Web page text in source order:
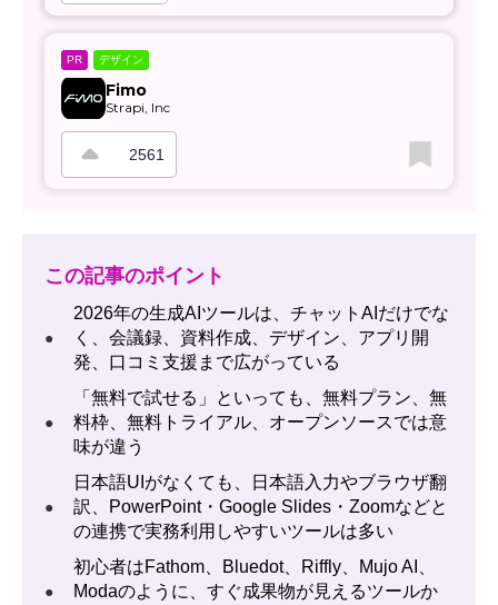
PR デザイン
Fimo
Strapi, Inc
2561
この記事のポイント
●
2026年の生成AIツールは、チャットAIだけでな
く、会議録、資料作成、デザイン、アプリ開
発、口コミ支援まで広がっている
●
「無料で試せる」といっても、無料プラン、無
料枠、無料トライアル、オープンソースでは意
味が違う
●
日本語UIがなくても、日本語入力やブラウザ翻
訳、PowerPoint・Google Slides・Zoomなどと
の連携で実務利用しやすいツールは多い
●
初心者はFathom、Bluedot、Riffly、Mujo AI、
Modaのように、すぐ成果物が見えるツールか